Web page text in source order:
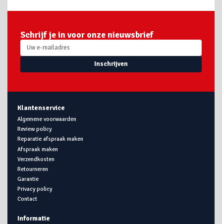
Schrijf je in voor onze nieuwsbrief
Inschrijven
Klantenservice
Algemene voorwaarden
Review policy
Reparatie afspraak maken
Afspraak maken
Verzendkosten
Retourneren
Garantie
Privacy policy
Contact
Informatie